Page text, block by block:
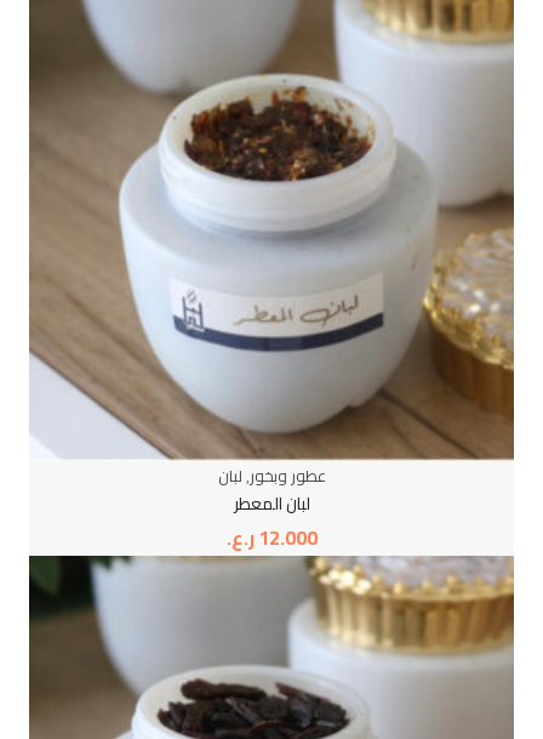
عطور وبخور,لبان
لبان المعطر
12.000ر.ع.